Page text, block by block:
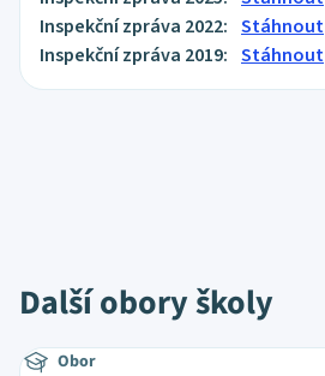
Inspekční zpráva 2022: Stáhnout
Inspekční zpráva 2019: Stáhnout
Další obory školy
Obor